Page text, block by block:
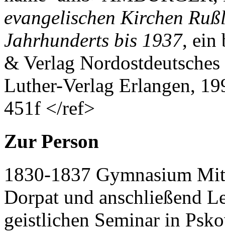
evangelischen Kirchen
Jahrhunderts bis 1937, ein
& Verlag
Luther-Verlag Erlangen,
451f </ref>
Zur Person
1830-1837 Gymnasium
Dorpat und anschließend
geistlichen Seminar in